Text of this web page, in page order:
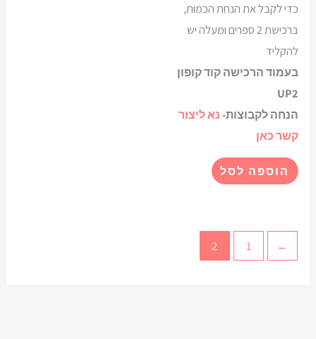
כדי לקבל את הנחת הכמות,
ברכישת 2 ספרים ומעלה יש
להקליד
בעמוד הרכישה קוד קופון
UP2
הנחה לקבוצות-נא ליצור
קשר כאן
הוספה לסל
→
1
2